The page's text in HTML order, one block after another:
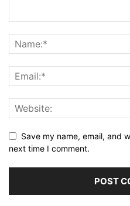
Save my name, email, and
next time I comment.